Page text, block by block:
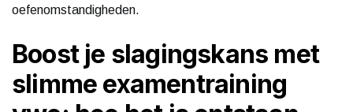
oefenomstandigheden.
Boost je slagingskans met
slimme examentraining